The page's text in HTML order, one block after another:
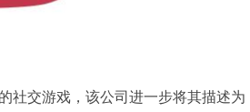
社交游戏，该公司进一步将其描述为